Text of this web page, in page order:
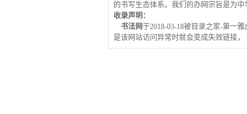
的书写生态体系。我们的办网宗旨是为
收录声明：
书法网于2018-03-18被目录之家-第一
是该网站访问异常时就会变成失效链接